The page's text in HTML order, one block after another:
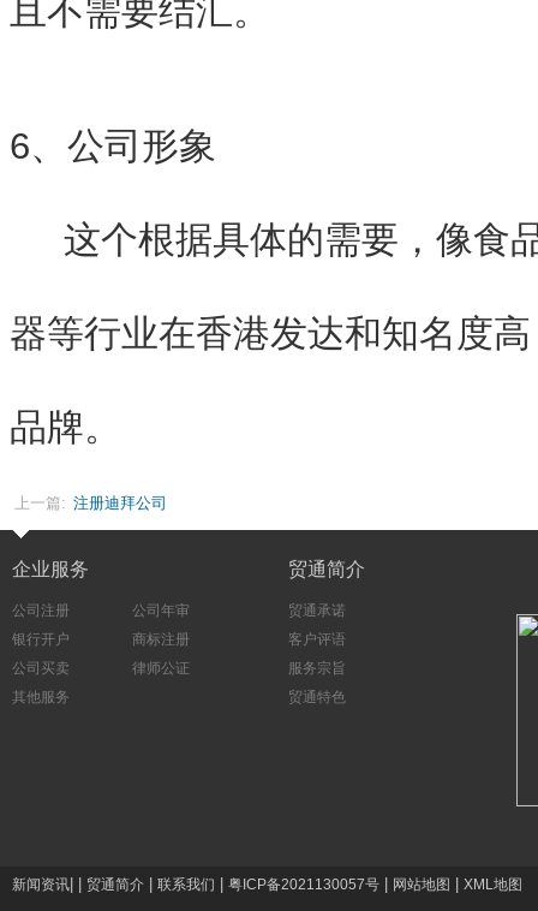
且不需要结汇。
6、公司形象
这个根据具体的需要，像食
器等行业在香港发达和知名度
品牌。
上一篇: 注册迪拜公司
企业服务
公司注册
公司年审
银行开户
商标注册
公司买卖
律师公证
其他服务
贸通简介
贸通承诺
客户评语
服务宗旨
贸通特色
新闻资讯 贸通简介 联系我们 粤ICP备2021130057号 网站地图 XML地图